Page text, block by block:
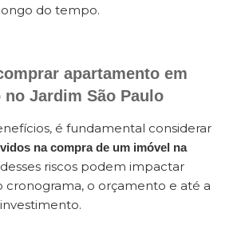
do tempo.
apartamento em
Jardim São Paulo
é fundamental considerar
na compra de um imóvel na
riscos podem impactar
cronograma, o orçamento e até a